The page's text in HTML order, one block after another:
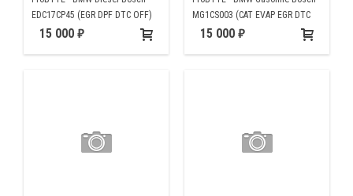
EDC17CP45 (EGR DPF DTC OFF)
15 000
MG1CS003 (CAT EVAP EGR DTC
OFF)
15 000